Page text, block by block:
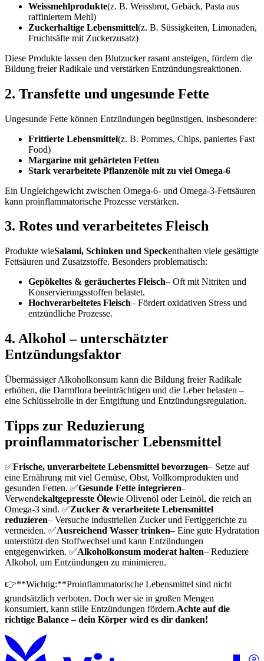
Weissmehlprodukte(z. B. Weissbrot, Gebäck, Pasta aus
raffiniertem Mehl)
Zuckerhaltige Lebensmittel(z. B. Süssigkeiten, Limonaden,
Fruchtsäfte mit Zuckerzusatz)
Diese Produkte lassen den Blutzucker rasant ansteigen, fördern die
Bildung freier Radikale und verstärken Entzündungsreaktionen.
2. Transfette und ungesunde Fette
Ungesunde Fette können Entzündungen begünstigen, insbesondere:
Frittierte Lebensmittel(z. B. Pommes, Chips, paniertes Fast
Food)
Margarine mit gehärteten Fetten
Stark verarbeitete Pflanzenöle mit zu viel Omega-6
Ein Ungleichgewicht zwischen Omega-6- und Omega-3-Fettsäuren
kann proinflammatorische Prozesse verstärken.
3. Rotes und verarbeitetes Fleisch
Produkte wieSalami, Schinken und Speckenthalten viele gesättigte
Fettsäuren und Zusatzstoffe. Besonders problematisch:
Gepökeltes & geräuchertes Fleisch– Oft mit Nitriten und
Konservierungsstoffen belastet.
Hochverarbeitetes Fleisch– Fördert oxidativen Stress und
entzündliche Prozesse.
4. Alkohol – unterschätzter
Entzündungsfaktor
Übermässiger Alkoholkonsum kann die Bildung freier Radikale
erhöhen, die Darmflora beeinträchtigen und die Leber belasten –
eine Schlüsselrolle in der Entgiftung und Entzündungsregulation.
Tipps zur Reduzierung
proinflammatorischer Lebensmittel
✅Frische, unverarbeitete Lebensmittel bevorzugen– Setze auf
eine Ernährung mit viel Gemüse, Obst, Vollkornprodukten und
gesunden Fetten. ✅Gesunde Fette integrieren–
Verwendekaltgepresste Ölewie Olivenöl oder Leinöl, die reich an
Omega-3 sind. ✅Zucker & verarbeitete Lebensmittel
reduzieren– Versuche industriellen Zucker und Fertiggerichte zu
vermeiden. ✅Ausreichend Wasser trinken– Eine gute Hydratation
unterstützt den Stoffwechsel und kann Entzündungen
entgegenwirken. ✅Alkoholkonsum moderat halten– Reduziere
Alkohol, um Entzündungen zu minimieren.
👉**Wichtig:**Proinflammatorische Lebensmittel sind nicht
grundsätzlich verboten. Doch wer sie in großen Mengen
konsumiert, kann stille Entzündungen fördern.Achte auf die
richtige Balance – dein Körper wird es dir danken!